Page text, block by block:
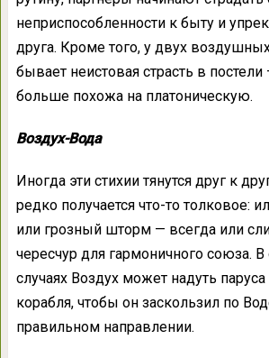
неприспособленности к быту и
друга. Кроме того, у двух
бывает неистовая страсть в
больше похожа на платоническую.
Воздух-Вода
Иногда эти стихии тянутся друг к
редко получается что-то толковое:
или грозный шторм — всегда или
чересчур для гармоничного союза.
случаях Воздух может надуть
корабля, чтобы он заскользил по
правильном направлении.